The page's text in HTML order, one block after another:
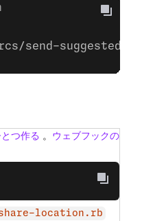
rcs/send-
つ作る 。 ウェブフックの
location.rb